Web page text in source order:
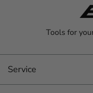
Tools for
Service